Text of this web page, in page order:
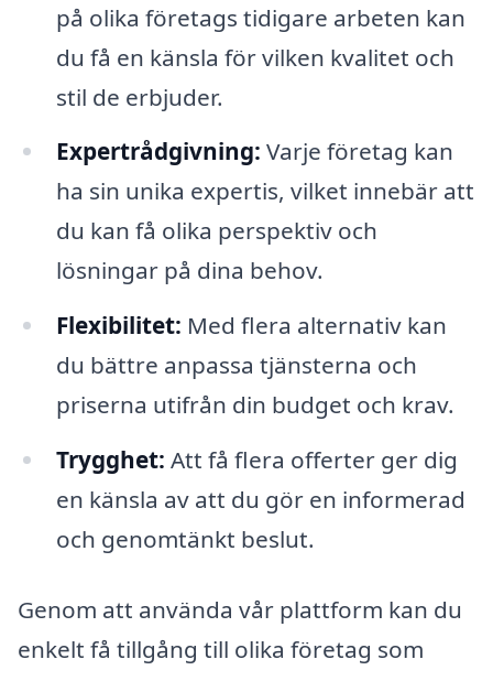
på olika företags tidigare arbeten kan
du få en känsla för vilken kvalitet och
stil de erbjuder.
Expertrådgivning: Varje företag kan
ha sin unika expertis, vilket innebär att
du kan få olika perspektiv och
lösningar på dina behov.
Flexibilitet: Med flera alternativ kan
du bättre anpassa tjänsterna och
priserna utifrån din budget och krav.
Trygghet: Att få flera offerter ger dig
en känsla av att du gör en informerad
och genomtänkt beslut.
Genom att använda vår plattform kan du
enkelt få tillgång till olika företag som